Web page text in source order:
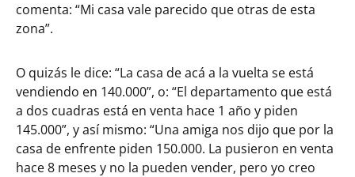
comenta: “Mi casa vale parecido que otras de esta
zona”.
O quizás le dice: “La casa de acá a la vuelta se está
vendiendo en 140.000”, o: “El departamento que está
a dos cuadras está en venta hace 1 año y piden
145.000”, y así mismo: “Una amiga nos dijo que por la
casa de enfrente piden 150.000. La pusieron en venta
hace 8 meses y no la pueden vender, pero yo creo